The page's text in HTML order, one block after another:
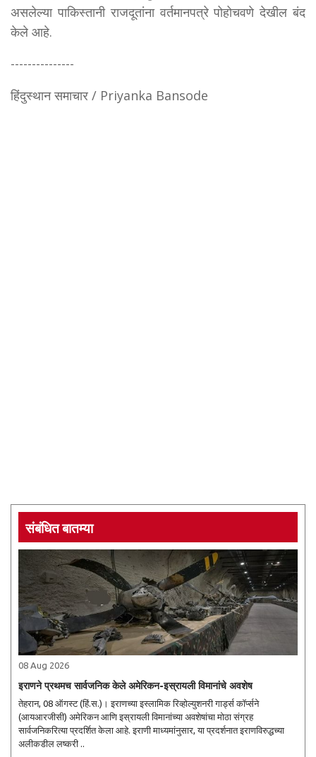
असलेल्या पाकिस्तानी राजदूतांना वर्तमानपत्रे पोहोचवणे देखील बंद
केले आहे.
---------------
हिंदुस्थान समाचार / Priyanka Bansode
संबंधित बातम्या
08 Aug 2026
इराणने प्रथमच सार्वजनिक केले अमेरिकन-इस्रायली विमानांचे अवशेष
तेहरान, 08 ऑगस्ट (हिं.स.)। इराणच्या इस्लामिक रिव्होल्युशनरी गार्ड्स कॉर्प्सने
(आयआरजीसी) अमेरिकन आणि इस्रायली विमानांच्या अवशेषांचा मोठा संग्रह
सार्वजनिकरित्या प्रदर्शित केला आहे. इराणी माध्यमांनुसार, या प्रदर्शनात इराणविरुद्धच्या
अलीकडील लष्करी ..